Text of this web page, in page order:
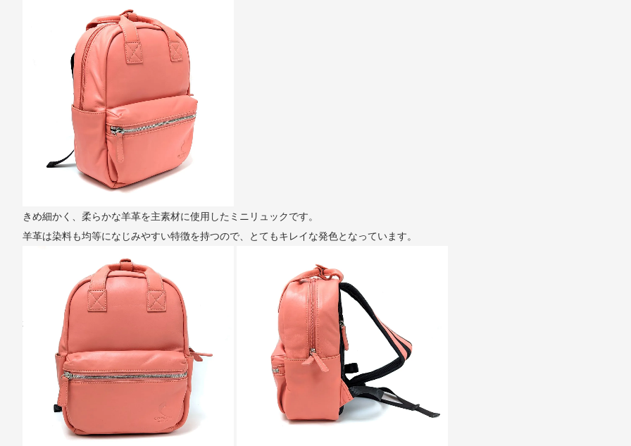
きめ細かく、柔らかな羊革を主素材に使用したミニリュックです。
羊革は染料も均等になじみやすい特徴を持つので、とてもキレイな発色となっています。